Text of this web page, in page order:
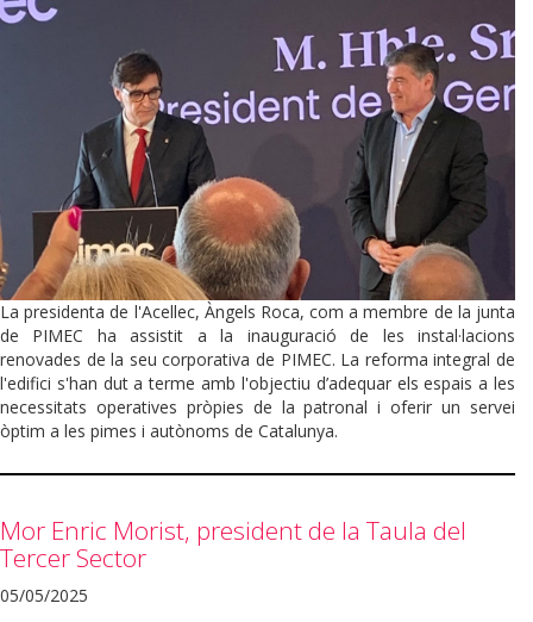
La presidenta de l'Acellec, Àngels Roca, com a membre de la junta
de PIMEC ha assistit a la inauguració de les instal·lacions
renovades de la seu corporativa de PIMEC. La reforma integral de
l'edifici s'han dut a terme amb l'objectiu d’adequar els espais a les
necessitats operatives pròpies de la patronal i oferir un servei
òptim a les pimes i autònoms de Catalunya.
Mor Enric Morist, president de la Taula del
Tercer Sector
05/05/2025